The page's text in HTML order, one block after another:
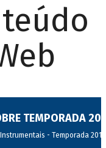
TEMPORADA 2017
- Temporada 2017